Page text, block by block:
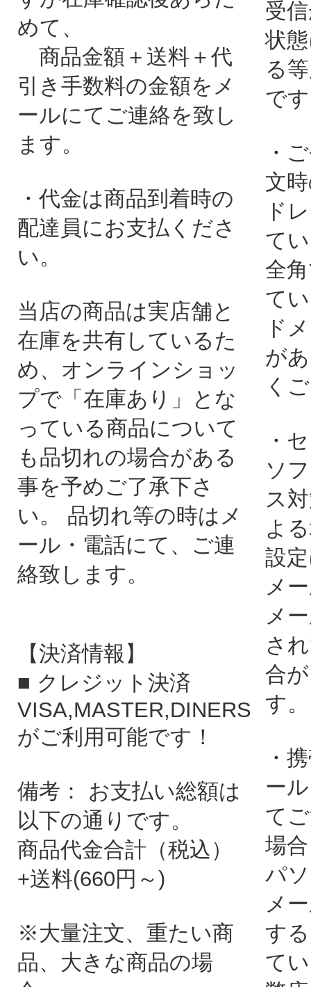
めて、
商品金額＋送料＋代
引き手数料の金額をメ
ールにてご連絡を致し
ます。
・代金は商品到着時の
配達員にお支払くださ
い。
当店の商品は実店舗と
在庫を共有しているた
め、オンラインショッ
プで「在庫あり」とな
っている商品について
も品切れの場合がある
事を予めご了承下さ
い。 品切れ等の時はメ
ール・電話にて、ご連
絡致します。
【決済情報】
■ クレジット決済
VISA,MASTER,DINERS
がご利用可能です！
備考： お支払い総額は
以下の通りです。
商品代金合計（税込）
+送料(660円～)
※大量注文、重たい商
品、大きな商品の場
受
状
る
で
・
文
ド
て
全
て
ド
が
く
・
ソ
ス
よ
設
メ
メ
さ
合
す。
・
ー
て
場合
パ
メ
す
て